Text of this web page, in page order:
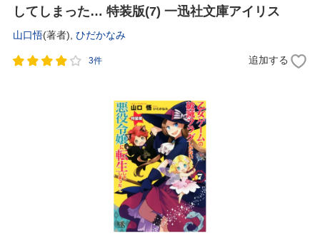
してしまった… 特装版(7) 一迅社文庫アイリス
山口悟(著者), ひだかなみ
3件 追加する